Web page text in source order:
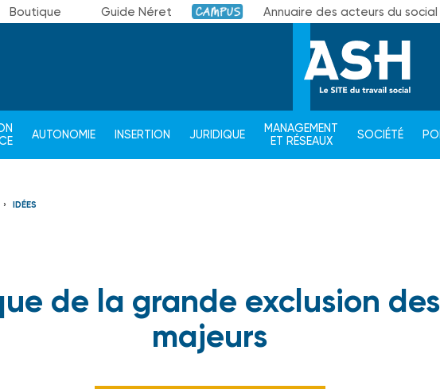
Boutique Guide Néret Campus Annuaire des acteurs du social
AUTONOMIE INSERTION JURIDIQUE
MANAGEMENT
ET RÉSEAUX
SOCIÉTÉ
IDÉES
de la grande exclusion
majeurs